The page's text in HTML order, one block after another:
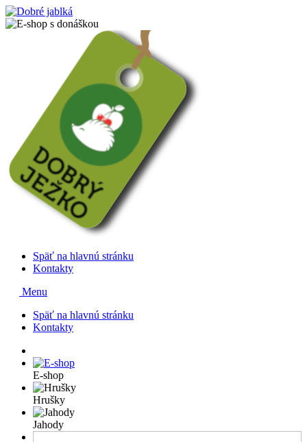
Späť na hlavnú stránku
Kontakty
Menu
Späť na hlavnú stránku
Kontakty
E-shop
Hrušky
Jahody